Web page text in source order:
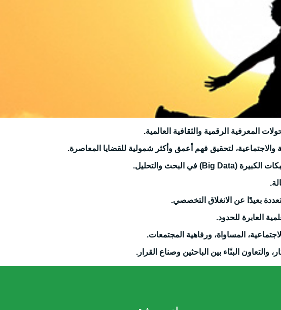
المعرفية الرقمية والثقافية العالمية.
والاجتماعية، لتحقيق فهم أعمق وأكثر شمولية للقضايا المعاصرة.
الكبيرة (Big Data) في البحث والتحليل.
.
بعيدًا عن الانغلاق التخصصي.
العابرة للحدود.
المساواة، ورفاهية المجتمعات.
والتعاون البنّاء بين الباحثين وصناع القرار .